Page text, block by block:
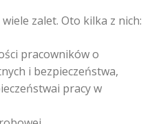
zalet. Oto kilka z nich:
pracowników o
i bezpieczeństwa,
pracy w